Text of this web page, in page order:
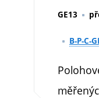
GE13
B-P-C-